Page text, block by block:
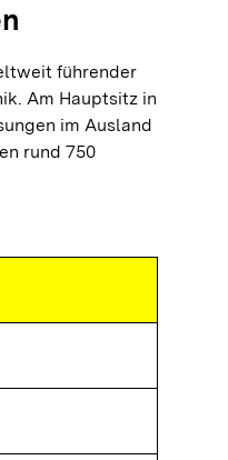
führender
Am Hauptsitz in
im Ausland
rund 750